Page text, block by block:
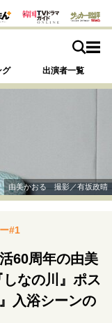
グ 出演者一覧
挫折からの再起
10代の挫折と原点
由美かおる 撮影／有坂政晴
#1
60周年の由美
なの川』ポス
入浴シーンの